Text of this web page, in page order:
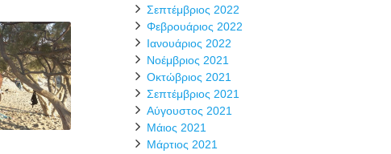
Σεπτέμβριος 2022
Φεβρουάριος 2022
Ιανουάριος 2022
Νοέμβριος 2021
Οκτώβριος 2021
Σεπτέμβριος 2021
Αύγουστος 2021
Μάιος 2021
Μάρτιος 2021